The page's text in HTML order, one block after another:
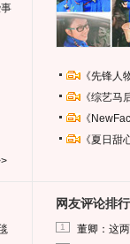
《先锋
《综艺
《
《夏日
网友评论排行
1 董卿：这